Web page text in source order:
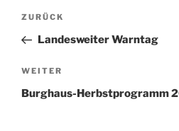
Beitragsnavigation
Vorheriger
Beitrag
ZURÜCK
Landesweiter Warntag
Nächster
Beitrag
WEITER
Burghaus-Herbstprogramm